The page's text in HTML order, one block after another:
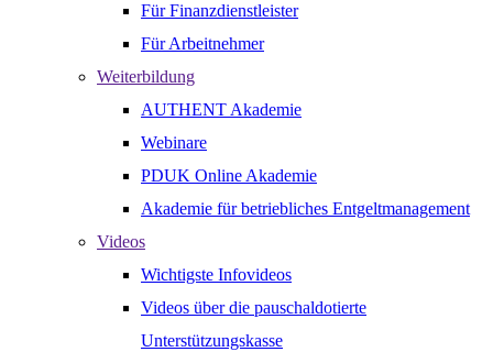
Für Finanzdienstleister
Für Arbeitnehmer
Weiterbildung
AUTHENT Akademie
Webinare
PDUK Online Akademie
Akademie für betriebliches Entgeltmanagement
Videos
Wichtigste Infovideos
Videos über die pauschaldotierte
Unterstützungskasse